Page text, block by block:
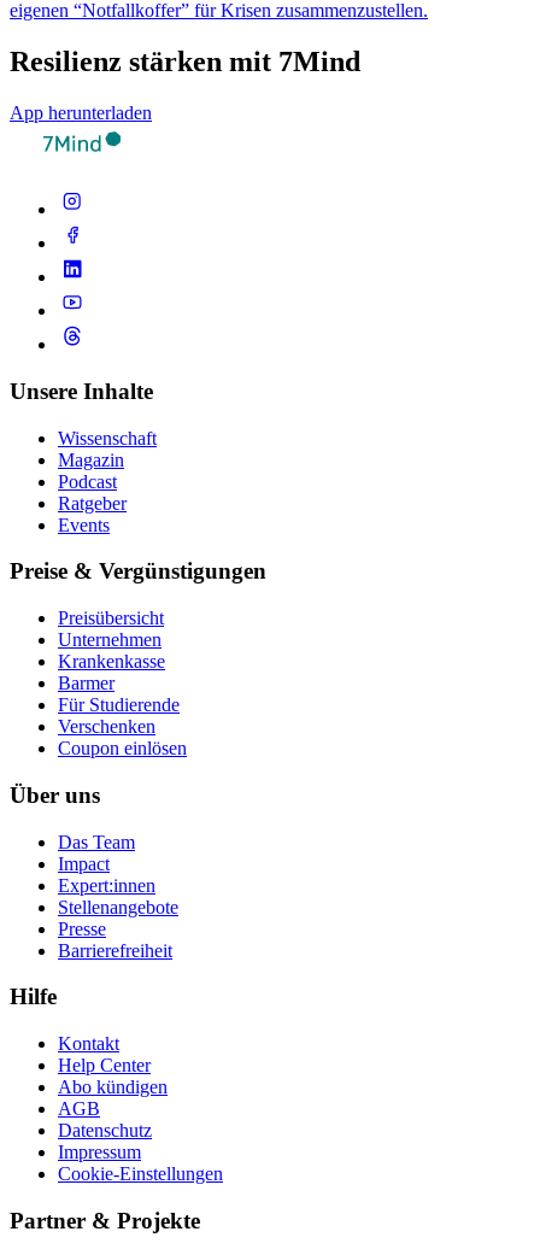
eigenen “Notfallkoffer” für Krisen zusammenzustellen.
Resilienz stärken mit 7Mind
App herunterladen
Unsere Inhalte
Wissenschaft
Magazin
Podcast
Ratgeber
Events
Preise & Vergünstigungen
Preisübersicht
Unternehmen
Krankenkasse
Barmer
Für Studierende
Ver­schen­ken
Coupon einlösen
Über uns
Das Team
Impact
Expert:innen
Stellenangebote
Presse
Barrierefreiheit
Hilfe
Kontakt
Help Center
Abo kündigen
AGB
Datenschutz
Impressum
Cookie-Einstellungen
Partner & Projekte